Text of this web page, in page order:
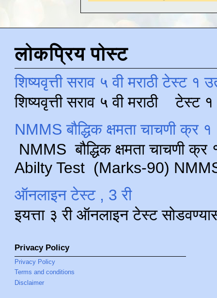
लोकप्रिय पोस्ट
शिष्यवृत्ती सराव ५ वी मराठी टेस्ट १
शिष्यवृत्ती सराव ५ वी मराठी टेस्ट
NMMS बौद्धिक क्षमता चाचणी क्र
NMMS बौद्धिक क्षमता चाचणी
Abilty Test (Marks-90) NMMS
ऑनलाइन टेस्ट , 3 री
इयत्ता ३ री ऑनलाइन टेस्ट
Privacy Policy
Privacy Policy
Terms and conditions
Disclaimer